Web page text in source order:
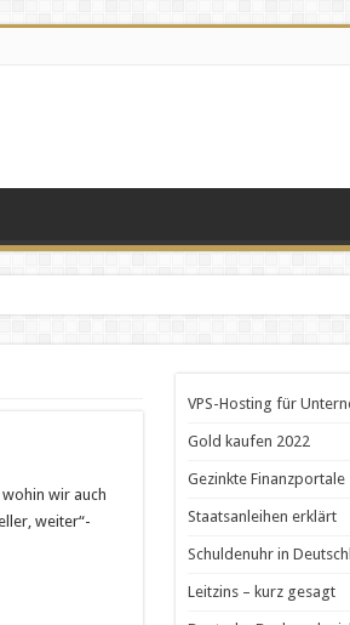
wir auch
weiter“-
VPS-Hosting für
Gold kaufen 2022
Gezinkte Finanzportale
Staatsanleihen erklärt
Schuldenuhr in
Leitzins – kurz gesagt